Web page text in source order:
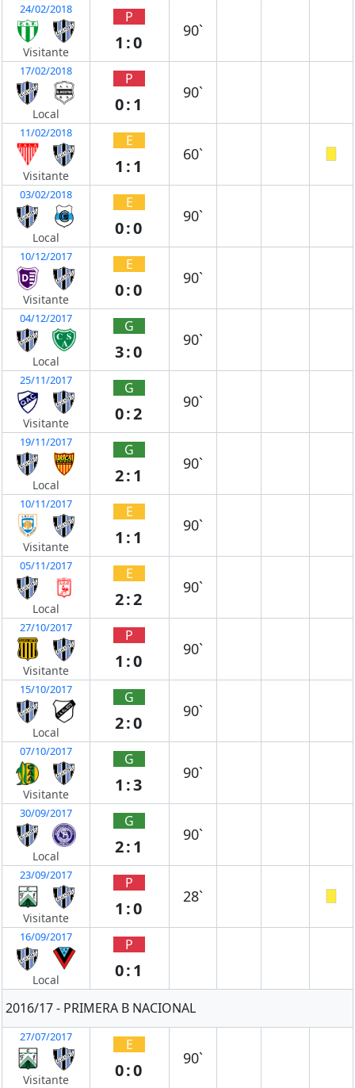
24/02/2018
Visitante
P
1:0
90`
17/02/2018
Local
P
0:1
90`
11/02/2018
Visitante
E
1:1
60`
03/02/2018
Local
E
0:0
90`
10/12/2017
Visitante
E
0:0
90`
04/12/2017
Local
G
3:0
90`
25/11/2017
Visitante
G
0:2
90`
19/11/2017
Local
G
2:1
90`
10/11/2017
Visitante
E
1:1
90`
05/11/2017
Local
E
2:2
90`
27/10/2017
Visitante
P
1:0
90`
15/10/2017
Local
G
2:0
90`
07/10/2017
Visitante
G
1:3
90`
30/09/2017
Local
G
2:1
90`
23/09/2017
Visitante
P
1:0
28`
16/09/2017
Local
P
0:1
2016/17 - PRIMERA B NACIONAL
27/07/2017
Visitante
E
0:0
90`